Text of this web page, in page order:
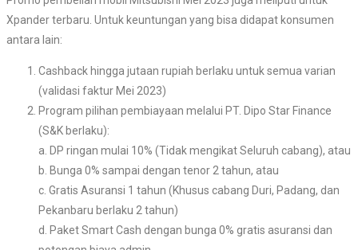
Xpander terbaru. Untuk keuntungan yang bisa didapat konsumen
antara lain:
Cashback hingga jutaan rupiah berlaku untuk semua varian
(validasi faktur Mei 2023)
Program pilihan pembiayaan melalui PT. Dipo Star Finance
(S&K berlaku):
a. DP ringan mulai 10% (Tidak mengikat Seluruh cabang), atau
b. Bunga 0% sampai dengan tenor 2 tahun, atau
c. Gratis Asuransi 1 tahun (Khusus cabang Duri, Padang, dan
Pekanbaru berlaku 2 tahun)
d. Paket Smart Cash dengan bunga 0% gratis asuransi dan